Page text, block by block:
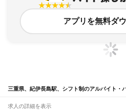
アプリを無料ダ
三重県、紀伊長島駅、シフト制のアルバイト・
求人の詳細を表示